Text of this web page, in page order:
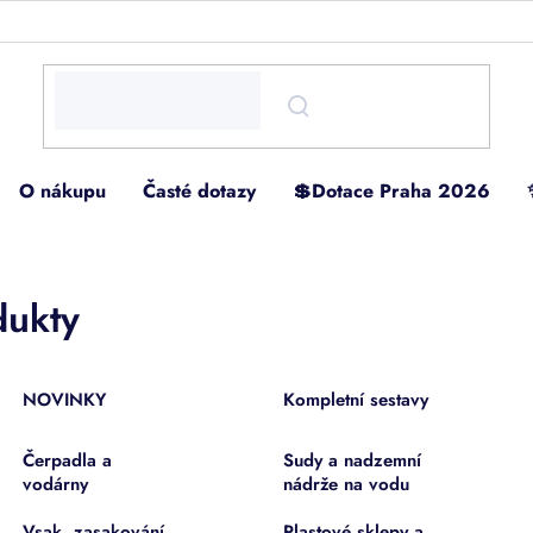
O nákupu Časté dotazy 💲Dotace Praha 2026
NOVINKY Kompletní sestavy
Čerpadla a
vodárny
Sudy a nadzemní
nádrže na vodu